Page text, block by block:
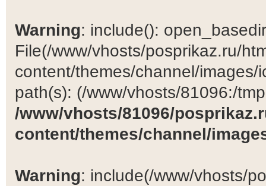
Warning: include():
File(/www/vhosts/posprikaz.ru/
content/themes/channel/
path(s): (/www/vhosts/81096:/
/www/vhosts/81096/
content/themes/channel/
Warning: include(/www/vhosts/